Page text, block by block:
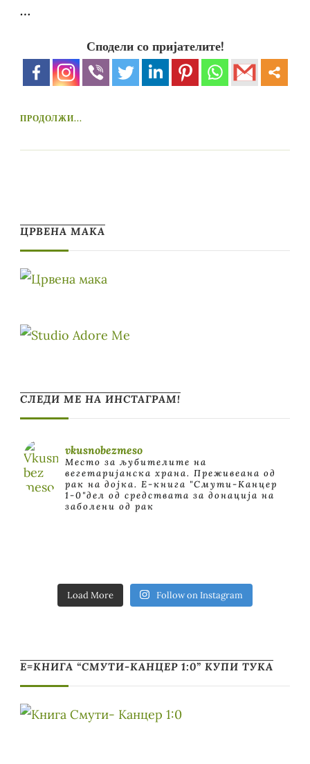
…
Сподели со пријателите!
ПРОДОЛЖИ...
ЦРВЕНА МАКА
СЛЕДИ МЕ НА ИНСТАГРАМ!
vkusnobezmeso
Место за љубителите на
вегетаријанска храна. Преживеана од
рак на дојка. E-книга "Смути-Канцер
1-0"дел од средствата за донација на
заболени од рак
Load More Follow on Instagram
Е=КНИГА “СМУТИ-КАНЦЕР 1:0” КУПИ ТУКА